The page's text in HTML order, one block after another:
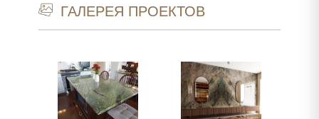
ГАЛЕРЕЯ ПРОЕКТОВ